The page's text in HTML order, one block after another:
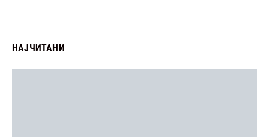
НАЈЧИТАНИ